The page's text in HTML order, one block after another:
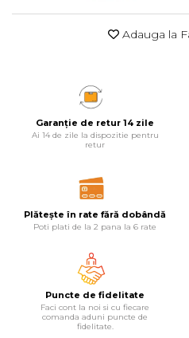
Baterii AAA
Corpuri de Iluminat
Lanterne
Proiectoare
Echipamente Pentru Service-uri
Tester de Tensiune
Manual
Manometru
Adauga la
Garanție de retur 14 zile
Ai 14 de zile la dispozitie pentru
retur
Plătește în rate fără dobândă
Poti plati de la 2 pana la 6 rate
Puncte de fidelitate
Faci cont la noi si cu fiecare
comanda aduni puncte de
fidelitate.